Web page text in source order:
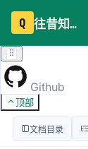
Q 往昔知识库
Github
顶部
文档目录